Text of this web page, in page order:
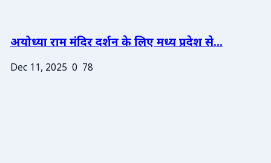
अयोध्या राम मंदिर दर्शन के लिए मध्य प्रदेश से...
Dec 11, 2025 0 78